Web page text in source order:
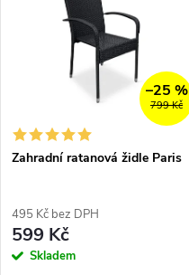
799 Kč
–25 %
Zahradní ratanová židle Paris
495 Kč bez DPH
599 Kč
Skladem